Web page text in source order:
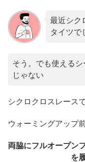
最近シク
タイツで
そう。でも使える
じゃない
シクロクロスレース
ウォーミングアップ
両脇にフルオープン
を